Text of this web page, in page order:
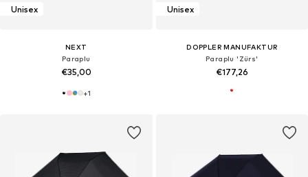
Unisex
NEXT
Paraplu
€35,00
+1
Unisex
DOPPLER MANUFAKTUR
Paraplu 'Zürs'
€177,26